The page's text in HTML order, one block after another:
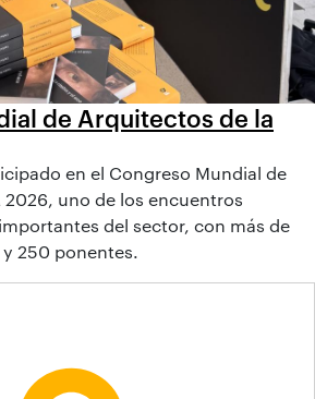
de Arquitectos de la
en el Congreso Mundial de
uno de los encuentros
del sector, con más de
250 ponentes.